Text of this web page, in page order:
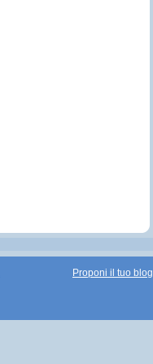
Proponi il tuo blog